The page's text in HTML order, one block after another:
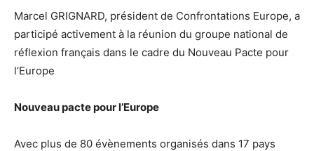
Marcel GRIGNARD, président de Confrontations Europe, a
participé activement à la réunion du groupe national de
réflexion français dans le cadre du Nouveau Pacte pour
l’Europe
Nouveau pacte pour l’Europe
Avec plus de 80 évènements organisés dans 17 pays